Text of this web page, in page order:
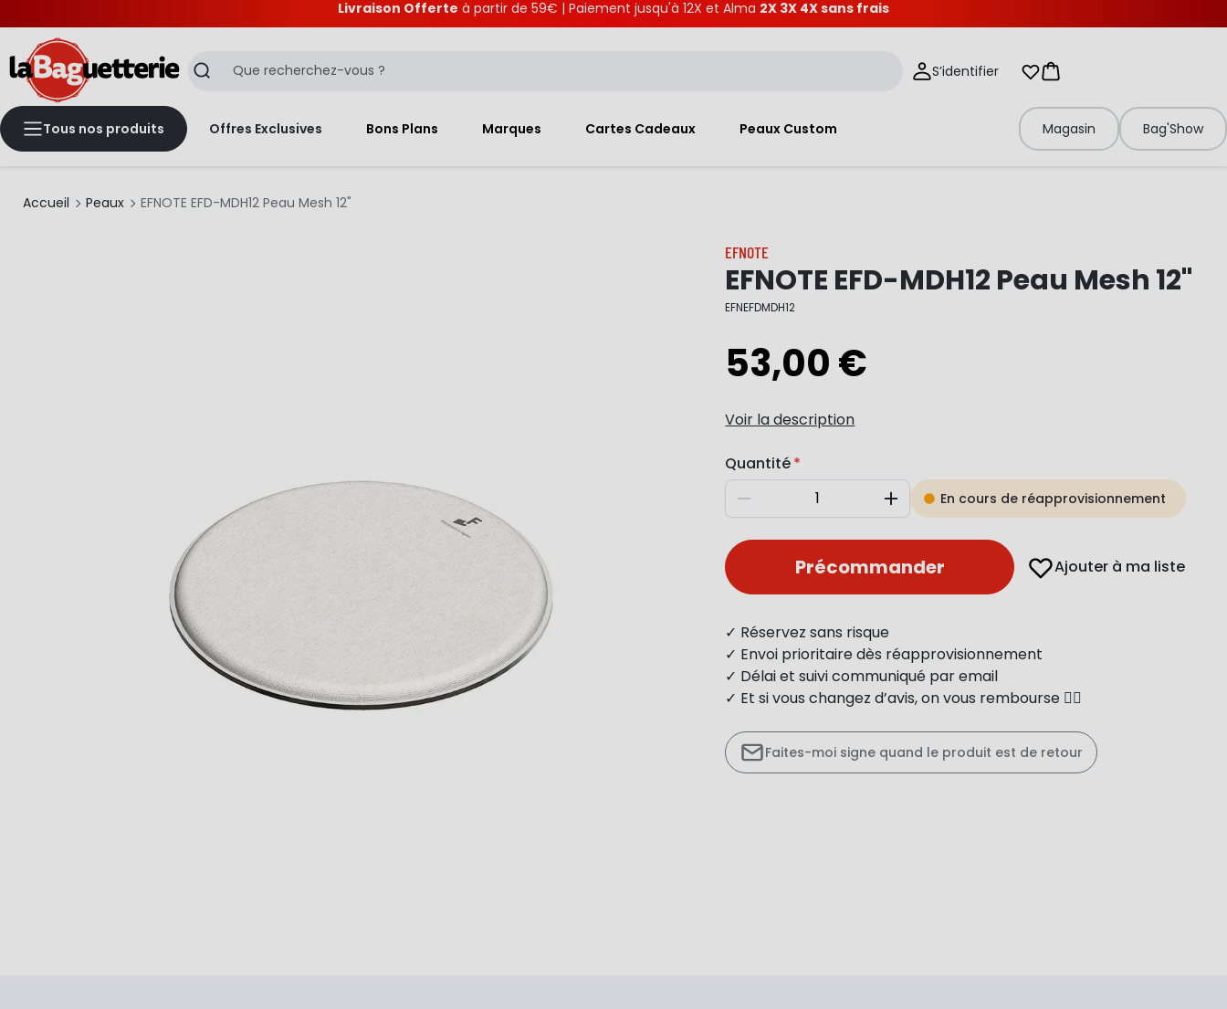
Livraison Offerte à partir de 59€ | Paiement jusqu'à 12X et Alma 2X 3X 4X sans frais
Recherche S’identifier Mes listes d'envies
Panier
Tous nos produits Offres Exclusives Bons Plans Marques Cartes Cadeaux Peaux Custom Magasin Bag'Show
Accueil Peaux EFNOTE EFD-MDH12 Peau Mesh 12"
EFNOTE
EFNOTE EFD-MDH12 Peau Mesh 12"
EFNEFDMDH12
53,00 €
Voir la description
Quantité
Diminuer AugmenterEn cours de réapprovisionnement
Précommander Ajouter à ma liste
✓ Réservez sans risque
✓ Envoi prioritaire dès réapprovisionnement
✓ Délai et suivi communiqué par email
✓ Et si vous changez d’avis, on vous rembourse 👍🏻
Faites-moi signe quand le produit est de retour